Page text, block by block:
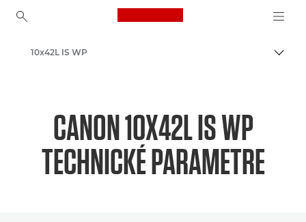
Canon Logo, back to
10x42L IS WP
CANON 10X42L IS WP
TECHNICKÉ PARAMETRE